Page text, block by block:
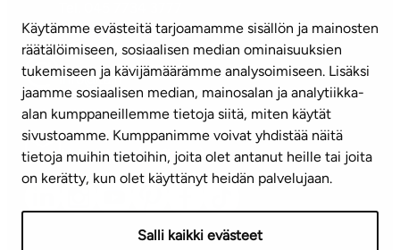
Käytämme evästeitä tarjoamamme sisällön ja mainosten
räätälöimiseen, sosiaalisen median ominaisuuksien
tukemiseen ja kävijämäärämme analysoimiseen. Lisäksi
jaamme sosiaalisen median, mainosalan ja analytiikka-
alan kumppaneillemme tietoja siitä, miten käytät
sivustoamme. Kumppanimme voivat yhdistää näitä
tietoja muihin tietoihin, joita olet antanut heille tai joita
on kerätty, kun olet käyttänyt heidän palvelujaan.
Salli kaikki evästeet
(vardagar kl. 8–16)
info@ta.fi
Nyhetsbrev (på finska)